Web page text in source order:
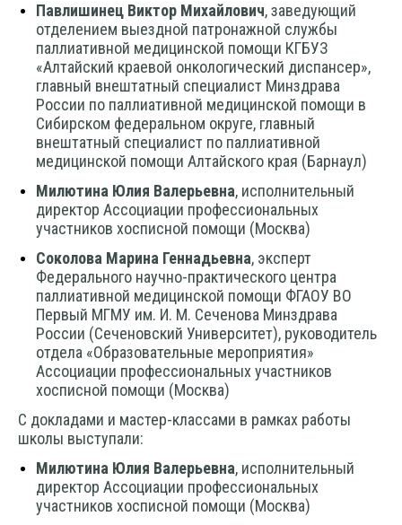
Павлишинец Виктор Михайлович, заведующий
отделением выездной патронажной службы
паллиативной медицинской помощи КГБУЗ
«Алтайский краевой онкологический диспансер»,
главный внештатный специалист Минздрава
России по паллиативной медицинской помощи в
Сибирском федеральном округе, главный
внештатный специалист по паллиативной
медицинской помощи Алтайского края (Барнаул)
Милютина Юлия Валерьевна, исполнительный
директор Ассоциации профессиональных
участников хосписной помощи (Москва)
Соколова Марина Геннадьевна, эксперт
Федерального научно-практического центра
паллиативной медицинской помощи ФГАОУ ВО
Первый МГМУ им. И. М. Сеченова Минздрава
России (Сеченовский Университет), руководитель
отдела «Образовательные мероприятия»
Ассоциации профессиональных участников
хосписной помощи (Москва)
С докладами и мастер-классами в рамках работы
школы выступали:
Милютина Юлия Валерьевна, исполнительный
директор Ассоциации профессиональных
участников хосписной помощи (Москва)